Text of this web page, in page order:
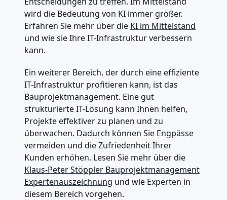
wird die Bedeutung von KI immer größer.
Erfahren Sie mehr über die KI im Mittelstand
und wie sie Ihre IT-Infrastruktur verbessern
kann.
Ein weiterer Bereich, der durch eine effiziente
IT-Infrastruktur profitieren kann, ist das
Bauprojektmanagement. Eine gut
strukturierte IT-Lösung kann Ihnen helfen,
Projekte effektiver zu planen und zu
überwachen. Dadurch können Sie Engpässe
vermeiden und die Zufriedenheit Ihrer
Kunden erhöhen. Lesen Sie mehr über die
Klaus-Peter Stöppler Bauprojektmanagement
Expertenauszeichnung und wie Experten in
diesem Bereich vorgehen.